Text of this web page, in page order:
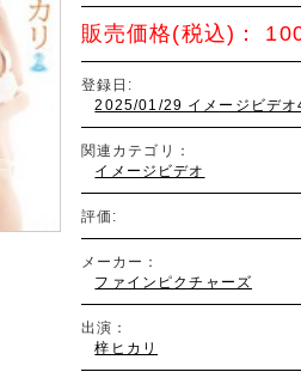
販売価格(税込)：
登録日:
2025/01/29 イメージビデオ
関連カテゴリ：
イメージビデオ
評価:
メーカー：
ファインピクチャーズ
出演：
梓ヒカリ